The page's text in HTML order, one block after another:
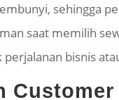
sehingga
saat memilih
perjalanan bisnis
Customer